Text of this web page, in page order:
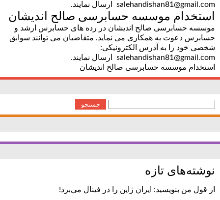
salehandishan81@gmail.com ارسال نمایند.
استخدام موسسه حسابرسی صالح اندیشان
موسسه حسابرسی صالح اندیشان در رده های حسابرس ارشد و
حسابرس دعوت به همکاری می نماید. متقاضیان می توانند سوابق
شخصی خود را به آدرس الکترونیکی:
salehandishan81@gmail.com ارسال نمایند.
استخدام موسسه حسابرسی صالح اندیشان
برای:
نوشته‌های تازه
از قول من بنویسید: ایران ژاپن را در فینال می‌برد!